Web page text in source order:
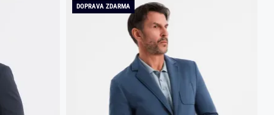
DOPRAVA ZDARMA